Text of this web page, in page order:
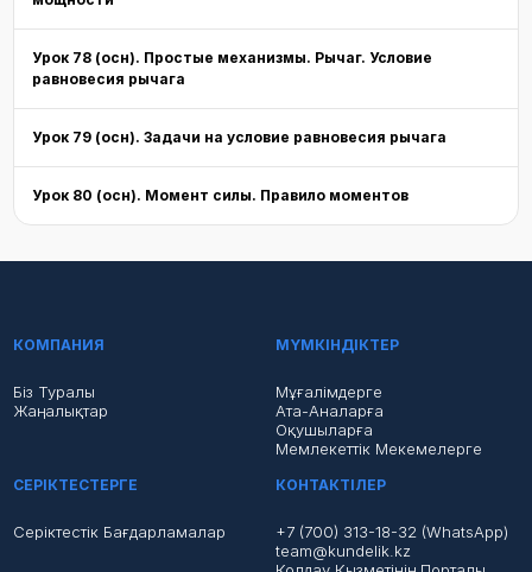
Урок 78 (осн). Простые механизмы. Рычаг. Условие
равновесия рычага
Урок 79 (осн). Задачи на условие равновесия рычага
Урок 80 (осн). Момент силы. Правило моментов
КОМПАНИЯ
Біз Туралы
Жаңалықтар
МҮМКІНДІКТЕР
Мұғалімдерге
Ата-Аналарға
Оқушыларға
Мемлекеттік Мекемелерге
СЕРІКТЕСТЕРГЕ
Серіктестік Бағдарламалар
КОНТАКТІЛЕР
+7 (700) 313-18-32 (WhatsApp)
team@kundelik.kz